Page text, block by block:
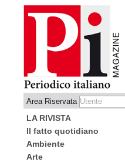
Area Riservata
LA RIVISTA
Il fatto quotidiano
Ambiente
Arte